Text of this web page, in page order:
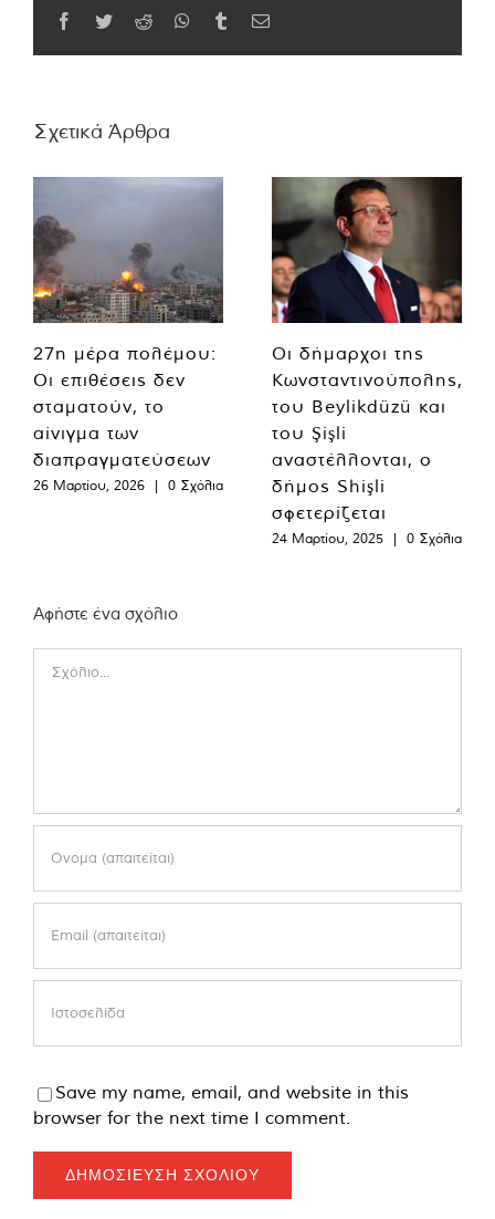
Facebook
TwitterReddit WhatsApp
TumblrEmail
Σχετικά Άρθρα
27η μέρα πολέμου:
Οι επιθέσεις δεν
σταματούν, το
αίνιγμα των
διαπραγματεύσεων
26 Μαρτίου, 2026 | 0 Σχόλια
Οι δήμαρχοι της
Κωνσταντινούπολης,
του Beylikdüzü και
του Şişli
αναστέλλονται, ο
δήμος Shişli
σφετερίζεται
24 Μαρτίου, 2025 | 0 Σχόλια
Αφήστε ένα σχόλιο
Save my name, email, and website in this
browser for the next time I comment.